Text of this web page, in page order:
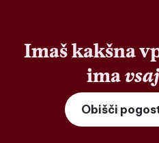
Imaš kakšna
imavsaj
Obišči